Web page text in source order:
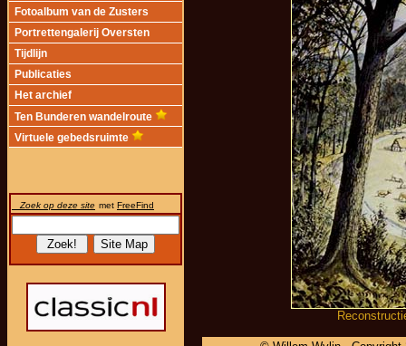
Fotoalbum van de Zusters
Portrettengalerij Oversten
Tijdlijn
Publicaties
Het archief
Ten Bunderen wandelroute
Virtuele gebedsruimte
Zoek op deze site met FreeFind